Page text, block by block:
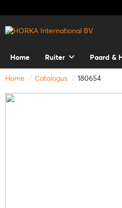
Home Ruiter Paard &
Home Catalogus 180654